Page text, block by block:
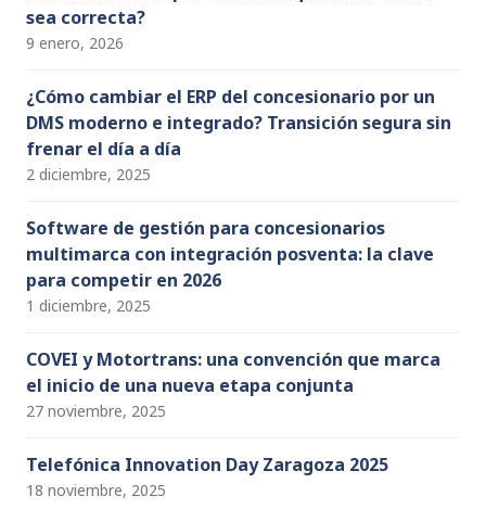
sea correcta?
9 enero, 2026
¿Cómo cambiar el ERP del concesionario por un
DMS moderno e integrado? Transición segura sin
frenar el día a día
2 diciembre, 2025
Software de gestión para concesionarios
multimarca con integración posventa: la clave
para competir en 2026
1 diciembre, 2025
COVEI y Motortrans: una convención que marca
el inicio de una nueva etapa conjunta
27 noviembre, 2025
Telefónica Innovation Day Zaragoza 2025
18 noviembre, 2025